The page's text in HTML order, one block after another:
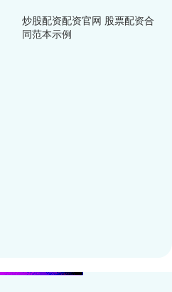
炒股配资配资官网 股票配资合
同范本示例